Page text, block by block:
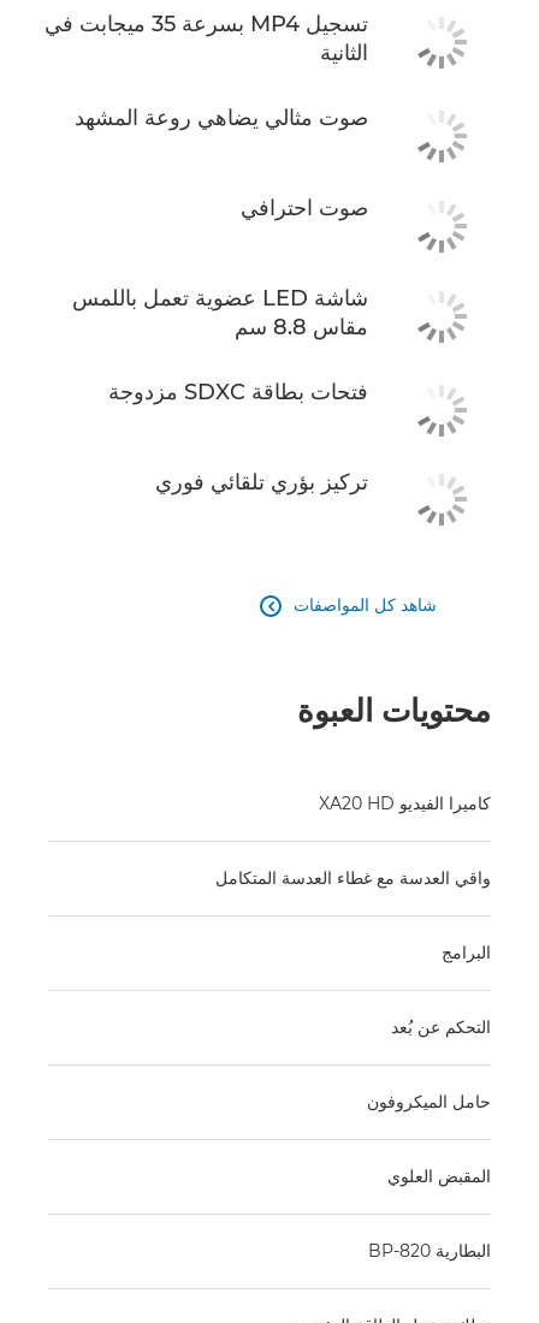
تسجيل MP4 بسرعة 35 ميجابت في
الثانية
صوت مثالي يضاهي روعة المشهد
صوت احترافي
شاشة LED عضوية تعمل باللمس
مقاس 8.8 سم
فتحات بطاقة SDXC مزدوجة
تركيز بؤري تلقائي فوري
شاهد كل المواصفات 
محتويات العبوة
كاميرا الفيديو XA20 HD
واقي العدسة مع غطاء العدسة المتكامل
البرامج
التحكم عن بُعد
حامل الميكروفون
المقبض العلوي
البطارية BP-820